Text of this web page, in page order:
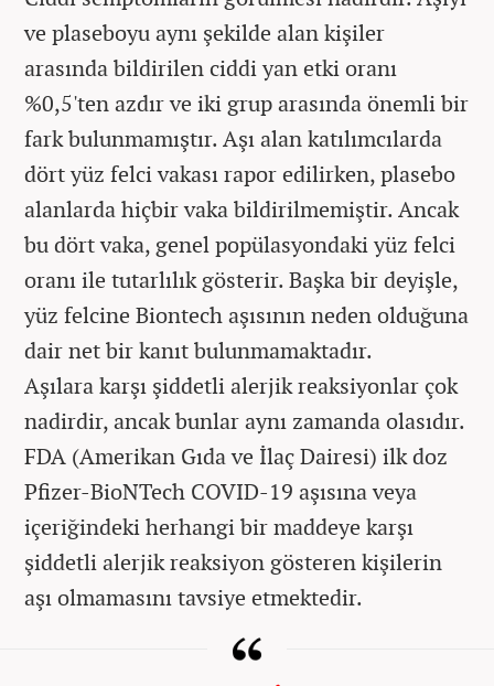
ve plaseboyu aynı şekilde alan kişiler
arasında bildirilen ciddi yan etki oranı
%0,5'ten azdır ve iki grup arasında önemli bir
fark bulunmamıştır. Aşı alan katılımcılarda
dört yüz felci vakası rapor edilirken, plasebo
alanlarda hiçbir vaka bildirilmemiştir. Ancak
bu dört vaka, genel popülasyondaki yüz felci
oranı ile tutarlılık gösterir. Başka bir deyişle,
yüz felcine Biontech aşısının neden olduğuna
dair net bir kanıt bulunmamaktadır.
Aşılara karşı şiddetli alerjik reaksiyonlar çok
nadirdir, ancak bunlar aynı zamanda olasıdır.
FDA (Amerikan Gıda ve İlaç Dairesi) ilk doz
Pfizer-BioNTech COVID-19 aşısına veya
içeriğindeki herhangi bir maddeye karşı
şiddetli alerjik reaksiyon gösteren kişilerin
aşı olmamasını tavsiye etmektedir.